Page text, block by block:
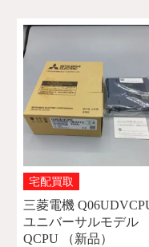
宅配買取
三菱電機
ユニバーサルモデル
QCPU （新品）